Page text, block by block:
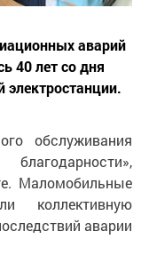
аварий
40 лет со дня
электростанции.
обслуживания
Маломобильные
коллективную
аварии